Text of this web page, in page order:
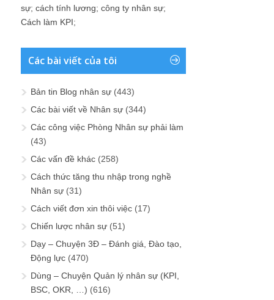
sự; cách tính lương; công ty nhân sự;
Cách làm KPI;
Các bài viết của tôi
Bản tin Blog nhân sự (443)
Các bài viết về Nhân sự (344)
Các công việc Phòng Nhân sự phải làm
(43)
Các vấn đề khác (258)
Cách thức tăng thu nhập trong nghề
Nhân sự (31)
Cách viết đơn xin thôi việc (17)
Chiến lược nhân sự (51)
Dạy – Chuyện 3Đ – Đánh giá, Đào tạo,
Động lực (470)
Dùng – Chuyện Quản lý nhân sự (KPI,
BSC, OKR, …) (616)